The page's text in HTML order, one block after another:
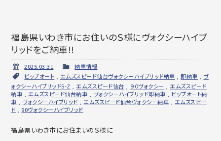
福島県いわき市にお住いのＳ様にヴォクシーハイブ
リッドをご納車!!
2025.03.31
納車情報
ビップオート
エムズスピード仙台ヴォクシーハイブリッド納車 即納車
ヴ
ォクシーハイブリッドS-Z
エムズスピード仙台 ９０ヴォクシー
エムズスピード
納車
エムズスピード仙台納車 ヴォクシーハイブリッド即納車
ビップオート納
車
ヴォクシーハイブリッド エムズスピード仙台ヴォクシー納車
エムズスピー
ド
90ヴォクシーハイブリッド
福島県いわき市にお住まいのＳ様に